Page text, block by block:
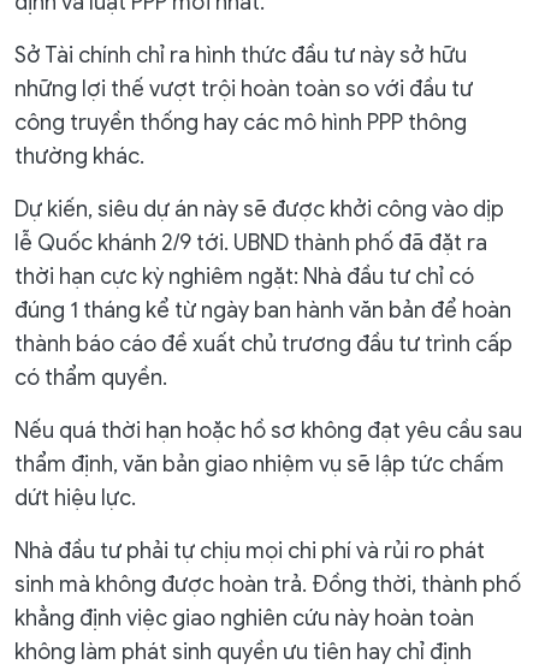
Sở Tài chính chỉ ra hình thức đầu tư này sở hữu
những lợi thế vượt trội hoàn toàn so với đầu tư
công truyền thống hay các mô hình PPP thông
thường khác.
Dự kiến, siêu dự án này sẽ được khởi công vào dịp
lễ Quốc khánh 2/9 tới. UBND thành phố đã đặt ra
thời hạn cực kỳ nghiêm ngặt: Nhà đầu tư chỉ có
đúng 1 tháng kể từ ngày ban hành văn bản để hoàn
thành báo cáo đề xuất chủ trương đầu tư trình cấp
có thẩm quyền.
Nếu quá thời hạn hoặc hồ sơ không đạt yêu cầu sau
thẩm định, văn bản giao nhiệm vụ sẽ lập tức chấm
dứt hiệu lực.
Nhà đầu tư phải tự chịu mọi chi phí và rủi ro phát
sinh mà không được hoàn trả. Đồng thời, thành phố
khẳng định việc giao nghiên cứu này hoàn toàn
không làm phát sinh quyền ưu tiên hay chỉ định